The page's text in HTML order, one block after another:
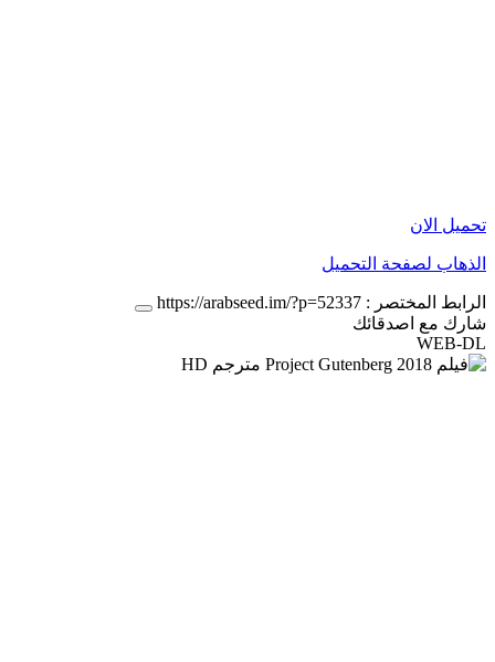
تحميل الان
الذهاب لصفحة التحميل
الرابط المختصر : https://arabseed.im/?p=52337
شارك مع اصدقائك
WEB-DL